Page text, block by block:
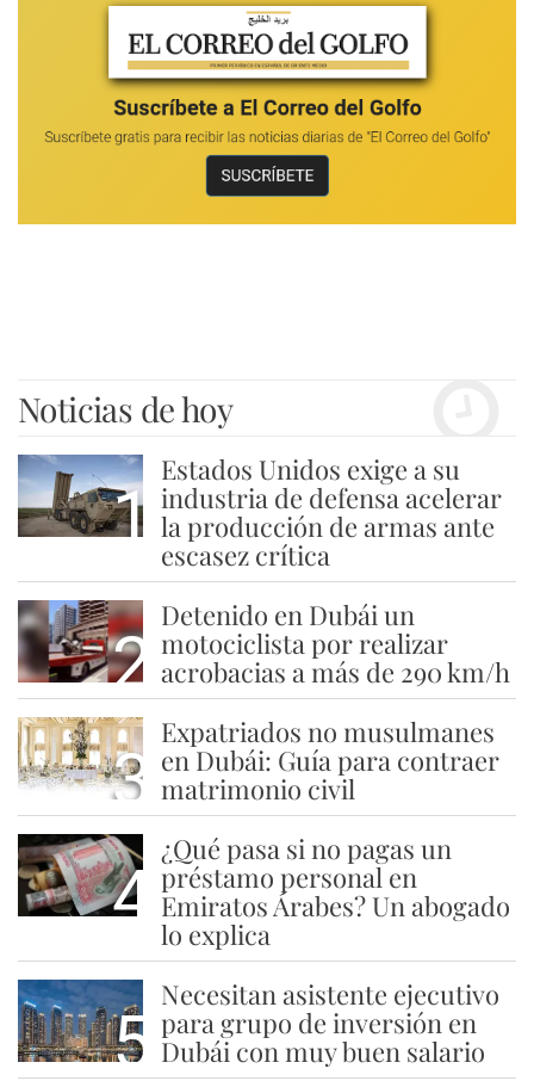
Noticias de hoy
1
Estados Unidos exige a su
industria de defensa acelerar
la producción de armas ante
escasez crítica
2
Detenido en Dubái un
motociclista por realizar
acrobacias a más de 290 km/h
3
Expatriados no musulmanes
en Dubái: Guía para contraer
matrimonio civil
4
¿Qué pasa si no pagas un
préstamo personal en
Emiratos Árabes? Un abogado
lo explica
5
Necesitan asistente ejecutivo
para grupo de inversión en
Dubái con muy buen salario